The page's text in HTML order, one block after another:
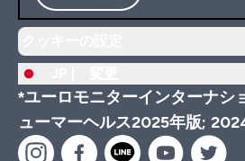
*ユーロモニターインターナシ
ューマーヘルス2025年版;